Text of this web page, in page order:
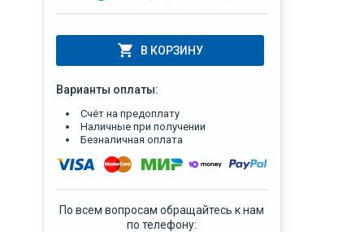
В КОРЗИНУ
Варианты оплаты:
Счёт на предоплату
Наличные при получении
Безналичная оплата
По всем вопросам обращайтесь к нам
по телефону: